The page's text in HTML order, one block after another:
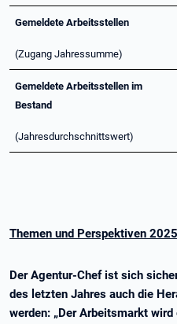
Gemeldete Arbeitsstellen
(Zugang Jahressumme)
Gemeldete Arbeitsstellen im
Bestand
(Jahresdurchschnittswert)
Themen und Perspektiven 2025
Der Agentur-Chef ist sich
des letzten Jahres auch die
werden: „Der Arbeitsmarkt